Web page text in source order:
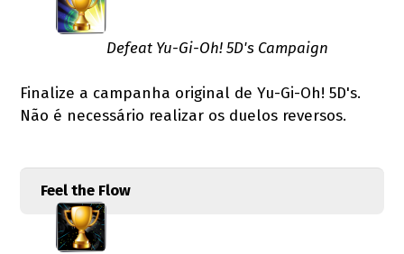
Defeat Yu-Gi-Oh! 5D's Campaign
Finalize a campanha original de Yu-Gi-Oh! 5D's.
Não é necessário realizar os duelos reversos.
Feel the Flow